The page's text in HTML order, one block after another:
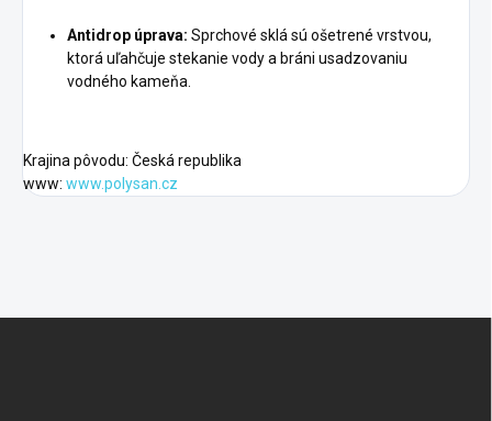
Antidrop úprava: Sprchové sklá sú ošetrené vrstvou,
ktorá uľahčuje stekanie vody a bráni usadzovaniu
vodného kameňa.
Krajina pôvodu: Česká republika
www: www.polysan.cz